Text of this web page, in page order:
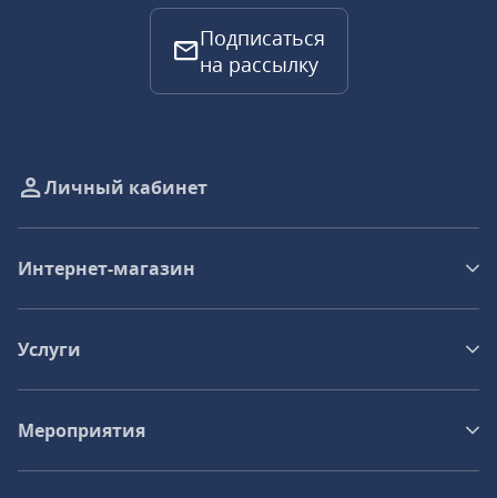
Подписаться
на рассылку
Личный кабинет
Интернет-магазин
Услуги
Мероприятия